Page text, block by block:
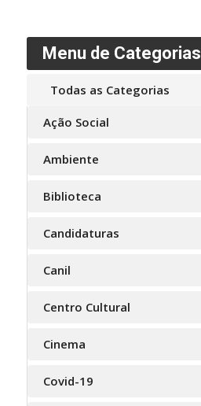
Menu de Categorias
Todas as Categorias
Ação Social
Ambiente
Biblioteca
Candidaturas
Canil
Centro Cultural
Cinema
Covid-19